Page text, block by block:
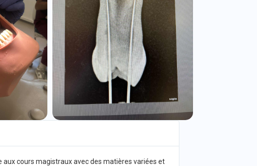
aux cours magistraux avec des matières variées et